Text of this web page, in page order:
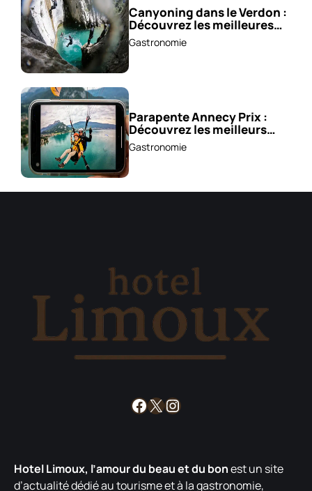
Canyoning dans le Verdon :
Découvrez les meilleures
excursions !
Gastronomie
Parapente Annecy Prix :
Découvrez les meilleurs
vols à partir de 85 €!
Gastronomie
Facebook
X Instagram
Hotel Limoux, l’amour du beau et du bonest un site
d’actualité dédié au tourisme et à la gastronomie,